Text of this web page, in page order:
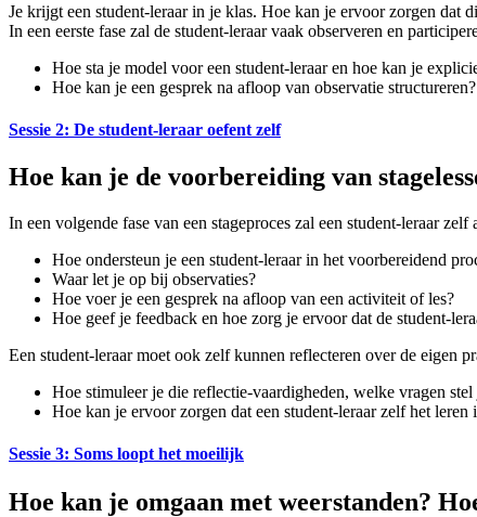
Je krijgt een student-leraar in je klas. Hoe kan je ervoor zorgen dat
In een eerste fase zal de student-leraar vaak observeren en
Hoe sta je model voor een student-leraar en hoe kan je
Hoe kan je een gesprek na afloop van observatie structureren?
Sessie 2: De student-leraar oefent zelf
Hoe kan je de voorbereiding van
In een volgende fase van een stageproces zal een student-leraar
Hoe ondersteun je een student-leraar in het voorbereidend
Waar let je op bij observaties?
Hoe voer je een gesprek na afloop van een activiteit of les?
Hoe geef je feedback en hoe zorg je ervoor dat de student-
Een student-leraar moet ook zelf kunnen reflecteren over de eigen
Hoe stimuleer je die reflectie-vaardigheden, welke vragen stel
Hoe kan je ervoor zorgen dat een student-leraar zelf het leren
Sessie 3: Soms loopt het moeilijk
Hoe kan je omgaan met weerstanden?